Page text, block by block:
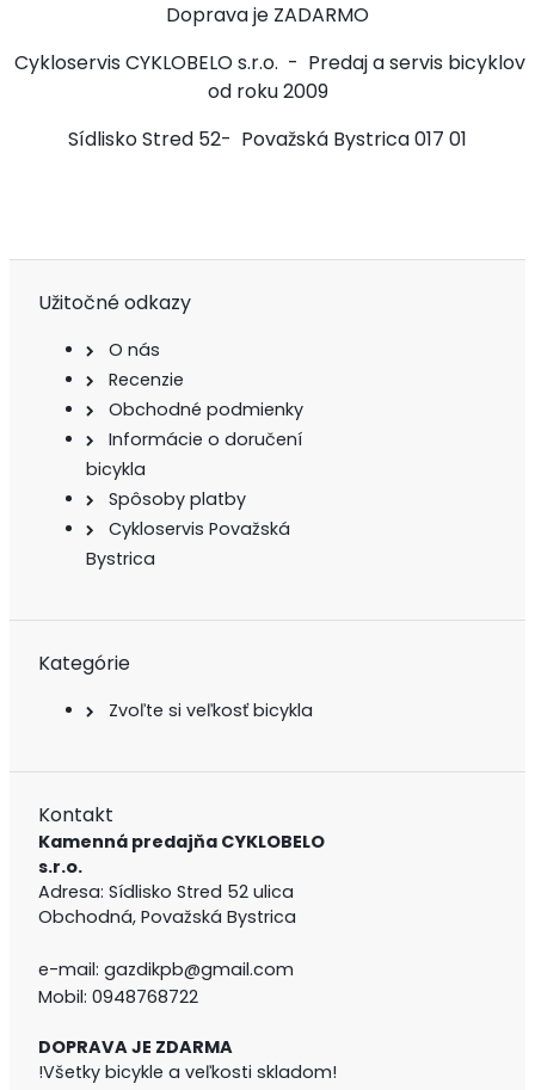
Doprava je ZADARMO
Cykloservis CYKLOBELO s.r.o. - Predaj a servis bicyklov
od roku 2009
Sídlisko Stred 52- Považská Bystrica 017 01
Užitočné odkazy
O nás
Recenzie
Obchodné podmienky
Informácie o doručení
bicykla
Spôsoby platby
Cykloservis Považská
Bystrica
Kategórie
Zvoľte si veľkosť bicykla
Kontakt
Kamenná predajňa CYKLOBELO
s.r.o.
Adresa: Sídlisko Stred 52 ulica
Obchodná, Považská Bystrica
e-mail: gazdikpb@gmail.com
Mobil: 0948768722
DOPRAVA JE ZDARMA
!Všetky bicykle a veľkosti skladom!